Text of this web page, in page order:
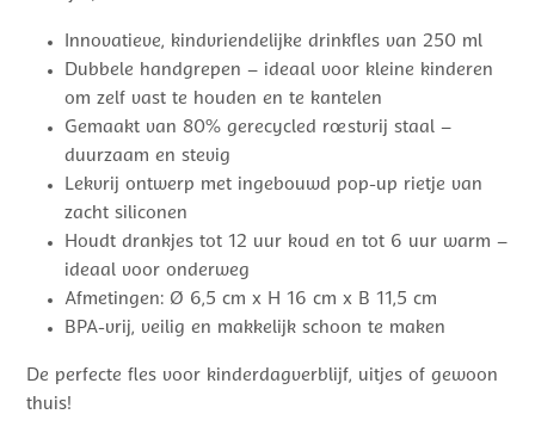
Innovatieve, kindvriendelijke drinkfles van 250 ml
Dubbele handgrepen – ideaal voor kleine kinderen
om zelf vast te houden en te kantelen
Gemaakt van 80% gerecycled roestvrij staal –
duurzaam en stevig
Lekvrij ontwerp met ingebouwd pop-up rietje van
zacht siliconen
Houdt drankjes tot 12 uur koud en tot 6 uur warm –
ideaal voor onderweg
Afmetingen: Ø 6,5 cm x H 16 cm x B 11,5 cm
BPA-vrij, veilig en makkelijk schoon te maken
De perfecte fles voor kinderdagverblijf, uitjes of gewoon
thuis!